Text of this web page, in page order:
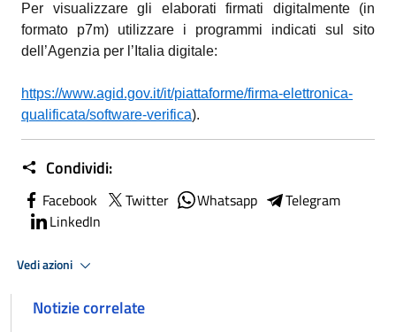
Per visualizzare gli elaborati firmati digitalmente (in
formato p7m) utilizzare i programmi indicati sul sito
dell’Agenzia per l’Italia digitale:
https://www.agid.gov.it/it/piattaforme/firma-elettronica-
qualificata/software-verifica).
Condividi:
Facebook Twitter Whatsapp
Telegram
LinkedIn
Vedi azioni
Notizie correlate